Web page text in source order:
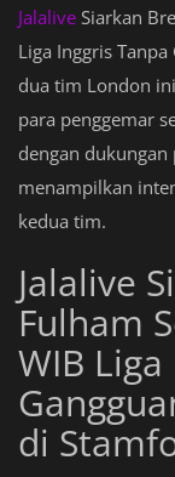
Jalalive Siarkan
Liga Inggris
dua tim London
para penggemar
dengan
menampilkan
kedua tim.
Jalalive
Fulham
WIB
di